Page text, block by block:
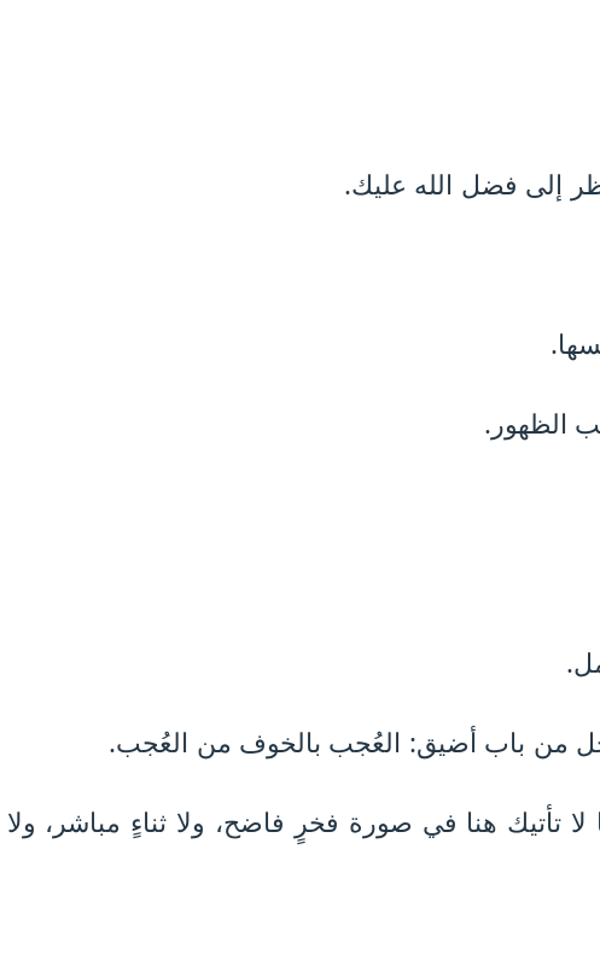
إلى فضل الله عليك.
الظهور.
من باب أضيق: العُجب بالخوف من العُجب.
تأتيك هنا في صورة فخرٍ فاضح، ولا ثناءٍ مباشر، ولا